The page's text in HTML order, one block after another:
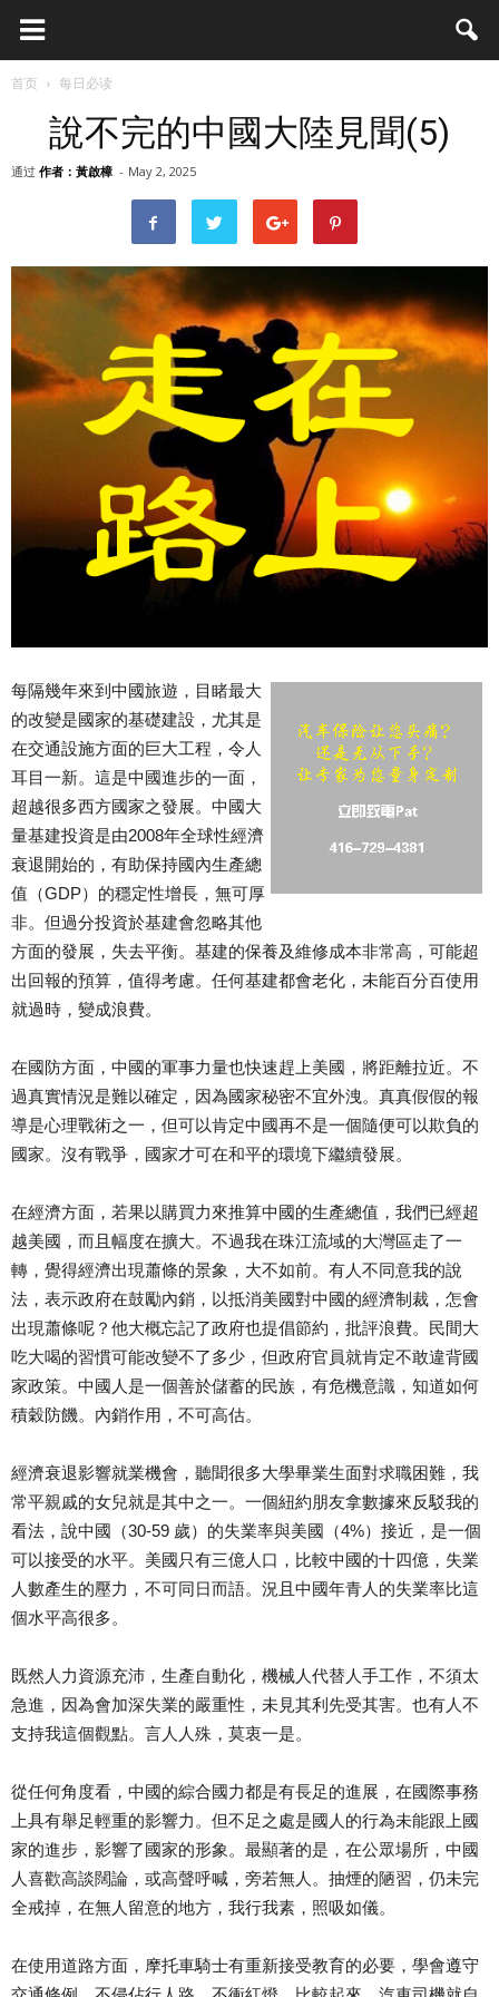
首页 每日必读
說不完的中國大陸見聞(5)
通过 作者：黃啟樟 - May 2, 2025
每隔幾年來到中國旅遊，目睹最大
的改變是國家的基礎建設，尤其是
在交通設施方面的巨大工程，令人
耳目一新。這是中國進步的一面，
超越很多西方國家之發展。中國大
量基建投資是由2008年全球性經濟
衰退開始的，有助保持國內生產總
值（GDP）的穩定性增長，無可厚
非。但過分投資於基建會忽略其他
方面的發展，失去平衡。基建的保養及維修成本非常高，可能超
出回報的預算，值得考慮。任何基建都會老化，未能百分百使用
就過時，變成浪費。
在國防方面，中國的軍事力量也快速趕上美國，將距離拉近。不
過真實情況是難以確定，因為國家秘密不宜外洩。真真假假的報
導是心理戰術之一，但可以肯定中國再不是一個隨便可以欺負的
國家。沒有戰爭，國家才可在和平的環境下繼續發展。
在經濟方面，若果以購買力來推算中國的生產總值，我們已經超
越美國，而且幅度在擴大。不過我在珠江流域的大灣區走了一
轉，覺得經濟出現蕭條的景象，大不如前。有人不同意我的說
法，表示政府在鼓勵內銷，以抵消美國對中國的經濟制裁，怎會
出現蕭條呢？他大概忘記了政府也提倡節約，批評浪費。民間大
吃大喝的習慣可能改變不了多少，但政府官員就肯定不敢違背國
家政策。中國人是一個善於儲蓄的民族，有危機意識，知道如何
積穀防饑。內銷作用，不可高估。
經濟衰退影響就業機會，聽聞很多大學畢業生面對求職困難，我
常平親戚的女兒就是其中之一。一個紐約朋友拿數據來反駁我的
看法，說中國（30-59 歲）的失業率與美國（4%）接近，是一個
可以接受的水平。美國只有三億人口，比較中國的十四億，失業
人數產生的壓力，不可同日而語。況且中國年青人的失業率比這
個水平高很多。
既然人力資源充沛，生產自動化，機械人代替人手工作，不須太
急進，因為會加深失業的嚴重性，未見其利先受其害。也有人不
支持我這個觀點。言人人殊，莫衷一是。
從任何角度看，中國的綜合國力都是有長足的進展，在國際事務
上具有舉足輕重的影響力。但不足之處是國人的行為未能跟上國
家的進步，影響了國家的形象。最顯著的是，在公眾場所，中國
人喜歡高談闊論，或高聲呼喊，旁若無人。抽煙的陋習，仍未完
全戒掉，在無人留意的地方，我行我素，照吸如儀。
在使用道路方面，摩托車騎士有重新接受教育的必要，學會遵守